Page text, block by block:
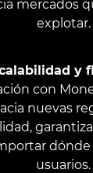
mercados
explotar.
y
con
nuevas
usuarios.